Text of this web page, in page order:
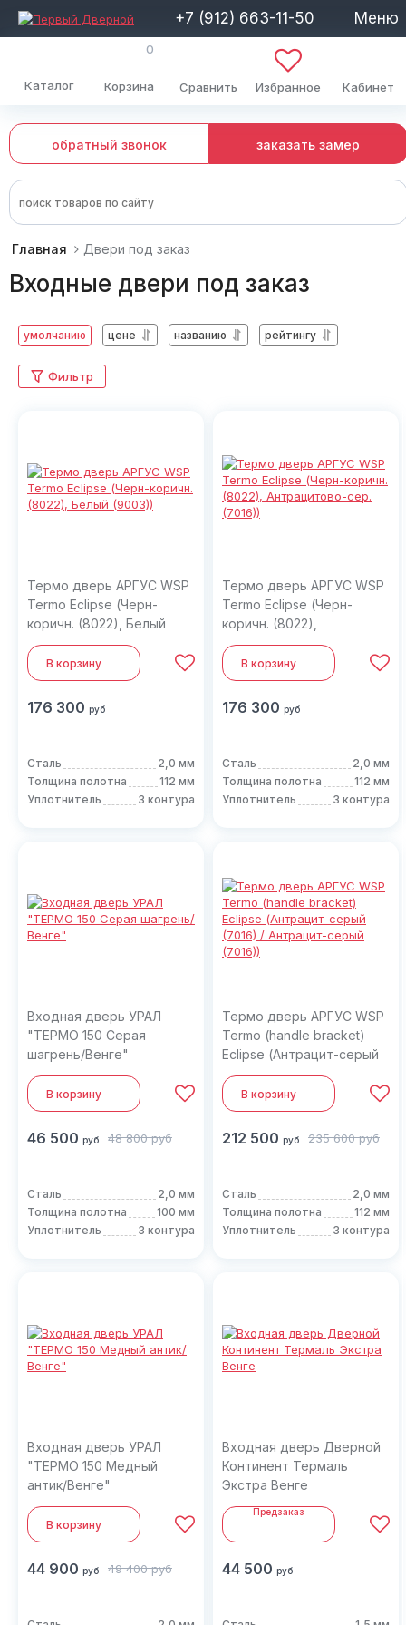
+7 (912) 663-11-50 Меню
Каталог
0
Корзина Сравнить Избранное Кабинет
обратный звонок заказать замер
Главная Двери под заказ
Входные двери под заказ
умолчанию цене названию рейтингу
Фильтр
Термо дверь АРГУС WSP
Termo Eclipse (Черн-
коричн. (8022), Белый
(9003))
В корзину
176 300 руб
Сталь
2,0 мм
Толщина полотна
112 мм
Уплотнитель
3 контура
Термо дверь АРГУС WSP
Termo Eclipse (Черн-
коричн. (8022),
Антрацитово-сер. (7016))
В корзину
176 300 руб
Сталь
2,0 мм
Толщина полотна
112 мм
Уплотнитель
3 контура
Входная дверь УРАЛ
"ТЕРМО 150 Серая
шагрень/Венге"
В корзину
46 500 руб 48 800 руб
Сталь
2,0 мм
Толщина полотна
100 мм
Уплотнитель
3 контура
Термо дверь АРГУС WSP
Termo (handle bracket)
Eclipse (Антрацит-серый
(7016) / Антрацит-серый
(7016))
В корзину
212 500 руб 235 600 руб
Сталь
2,0 мм
Толщина полотна
112 мм
Уплотнитель
3 контура
Входная дверь УРАЛ
"ТЕРМО 150 Медный
антик/Венге"
В корзину
44 900 руб 49 400 руб
Входная дверь Дверной
Континент Термаль
Экстра Венге
Предзаказ
44 500 руб